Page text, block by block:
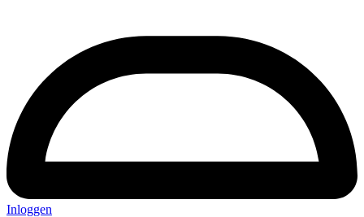
Inloggen